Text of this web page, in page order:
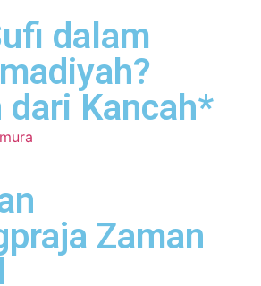
dalam
dari Kancah*
Zaman